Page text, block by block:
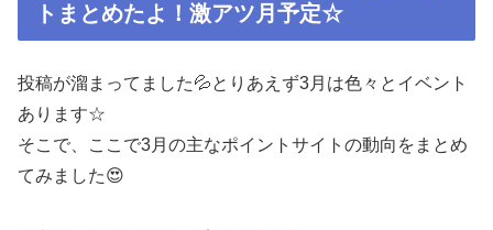
トまとめたよ！激アツ月予定☆︎
投稿が溜まってました💦とりあえず3月は色々とイベント
あります☆
そこで、ここで3月の主なポイントサイトの動向をまとめ
てみました😍